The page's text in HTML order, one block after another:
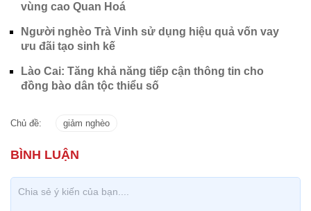
vùng cao Quan Hoá
Người nghèo Trà Vinh sử dụng hiệu quả vốn vay
ưu đãi tạo sinh kế
Lào Cai: Tăng khả năng tiếp cận thông tin cho
đồng bào dân tộc thiểu số
Chủ đề: giảm nghèo